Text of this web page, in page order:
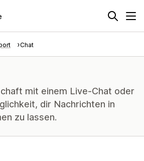
Chat
mit einem Live-Chat oder
dir Nachrichten in
zu lassen.